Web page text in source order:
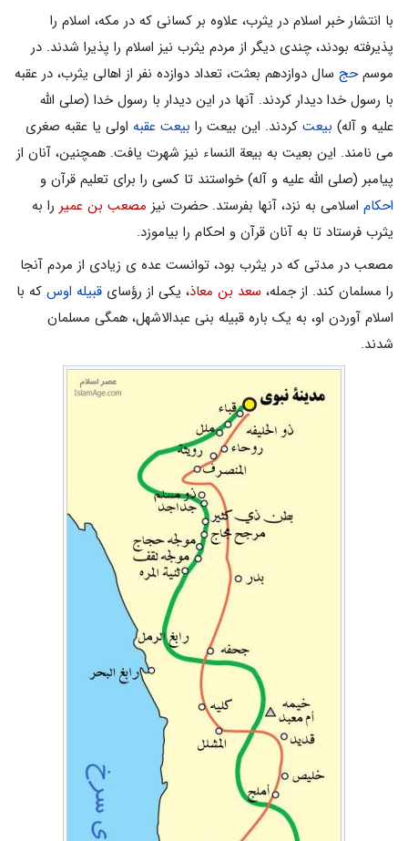
با انتشار خبر اسلام در یثرب، علاوه بر کسانی که در مکه، اسلام را
پذیرفته بودند، چندی دیگر از مردم یثرب نیز اسلام را پذیرا شدند. در
موسمحج سال دوازدهم بعثت، تعداد دوازده نفر از اهالی یثرب، در عقبه
با رسول خدا دیدار کردند. آنها در این دیدار با رسول خدا (صلی الله
علیه و آله) بیعت کردند. این بیعت را بیعت عقبه اولی یا عقبه صغری
می نامند. این بعیت به بیعة النساء نیز شهرت یافت. همچنین، آنان از
پیامبر (صلی الله علیه و آله) خواستند تا کسی را برای تعلیم قرآن و
احکام اسلامی به نزد، آنها بفرستد. حضرت نیز مصعب بن عمیر را به
یثرب فرستاد تا به آنان قرآن و احکام را بیاموزد.
مصعب در مدتی که در یثرب بود، توانست عده ی زیادی از مردم آنجا
را مسلمان کند. از جمله، سعد بن معاذ، یکی از رؤسای قبیله اوس که با
اسلام آوردن او، به یک باره قبیله بنی عبدالاشهل، همگی مسلمان
شدند.